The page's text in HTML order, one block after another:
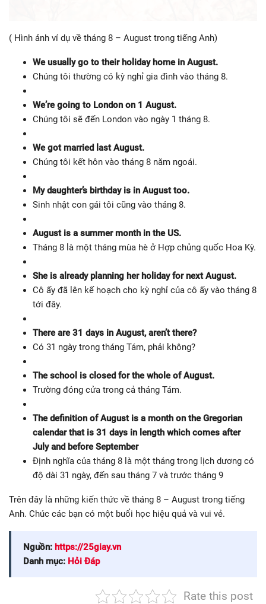
( Hình ảnh ví dụ về tháng 8 – August trong tiếng Anh)
We usually go to their holiday home in August.
Chúng tôi thường có kỳ nghỉ gia đình vào tháng 8.
We’re going to London on 1 August.
Chúng tôi sẽ đến London vào ngày 1 tháng 8.
We got married last August.
Chúng tôi kết hôn vào tháng 8 năm ngoái.
My daughter’s birthday is in August too.
Sinh nhật con gái tôi cũng vào tháng 8.
August is a summer month in the US.
Tháng 8 là một tháng mùa hè ở Hợp chủng quốc Hoa Kỳ.
She is already planning her holiday for next August.
Cô ấy đã lên kế hoạch cho kỳ nghỉ của cô ấy vào tháng 8
tới đây.
There are 31 days in August, aren’t there?
Có 31 ngày trong tháng Tám, phải không?
The school is closed for the whole of August.
Trường đóng cửa trong cả tháng Tám.
The definition of August is a month on the Gregorian
calendar that is 31 days in length which comes after
July and before September
Định nghĩa của tháng 8 là một tháng trong lịch dương có
độ dài 31 ngày, đến sau tháng 7 và trước tháng 9
Trên đây là những kiến thức về tháng 8 – August trong tiếng
Anh. Chúc các bạn có một buổi học hiệu quả và vui vẻ.
Nguồn: https://25giay.vn
Danh mục: Hỏi Đáp
Rate this post